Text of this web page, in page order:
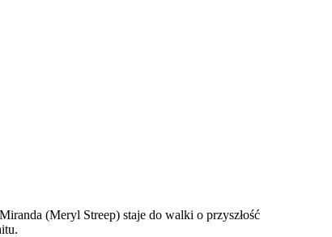
(Meryl Streep) staje do walki o przyszłość